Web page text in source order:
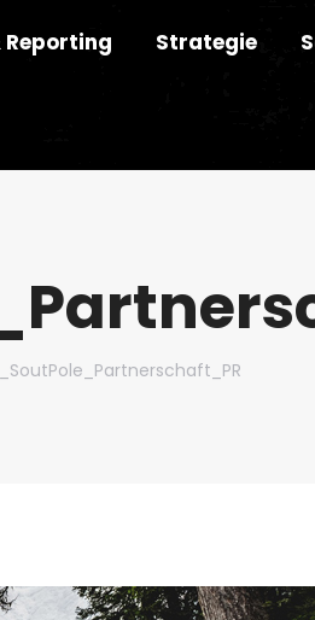
Reporting Strategie